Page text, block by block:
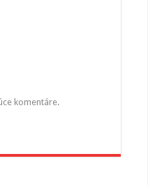
komentáre.